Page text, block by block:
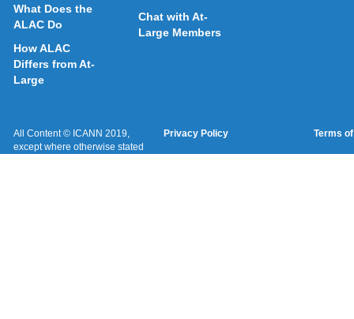
What Does the
ALAC Do
How ALAC
Differs from At-
Large
Chat with At-
Large Members
All Content © ICANN 2019,
except where otherwise stated
Privacy Policy Terms